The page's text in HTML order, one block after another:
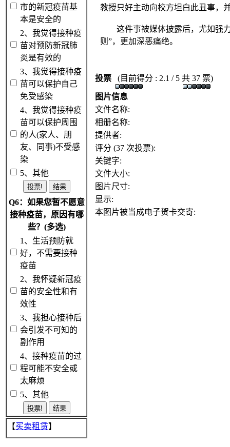
市的新冠疫苗基
本是安全的
2、我觉得接种疫
苗对预防新冠肺
炎是有效的
3、我觉得接种疫
苗可以保护自己
免受感染
4、我觉得接种疫
苗可以保护周围
的人(家人、朋
友、同事)不受感
染
5、其他
Q6：如果您暂不愿意
接种疫苗，原因有哪
些？(多选)
1、生活预防就
好，不需要接种
疫苗
2、我怀疑新冠疫
苗的安全性和有
效性
3、我担心接种后
会引发不可知的
副作用
4、接种疫苗的过
程可能不安全或
太麻烦
5、其他
【买卖租赁】
教授只好主动向校方坦白此丑事，
这件事被媒体披露后，尤如强力
则”，更加深恶痛绝。
投票 (目前得分 : 2.1 / 5 共 37 票)
图片信息
文件名称:
相册名称:
提供者:
评分 (37 次投票):
关键字:
文件大小:
图片尺寸:
显示:
本图片被当成电子贺卡交寄: